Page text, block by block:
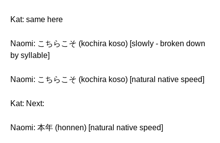
Kat: same here
Naomi: こちらこそ (kochira koso) [slowly - broken down
by syllable]
Naomi: こちらこそ (kochira koso) [natural native speed]
Kat: Next:
Naomi: 本年 (honnen) [natural native speed]